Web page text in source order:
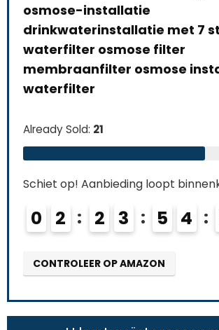
osmose-installatie
drinkwaterinstallatie met 7
waterfilter osmose filter
membraanfilter osmose
waterfilter
Already Sold: 21
Schiet op! Aanbieding loopt
0 2 2 3 5 4
CONTROLEER OP AMAZON